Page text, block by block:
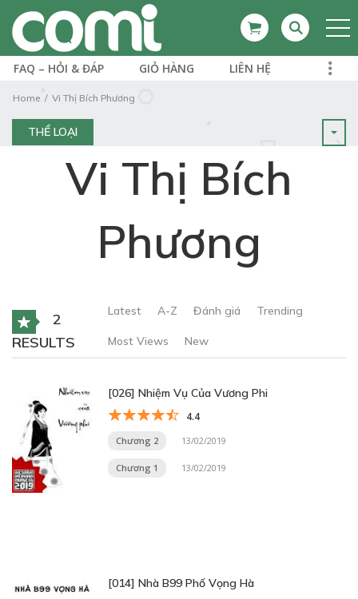
FAQ – HỎI & ĐÁP GIỎ HÀNG LIÊN HỆ
Home Vi Thị Bích Phương
THỂ LOẠI
Vi Thị Bích
Phương
2
RESULTS
Latest A-Z Đánh giá Trending
Most Views New
[026] Nhiệm Vụ Của Vương Phi
4.4
Chương 2 13/02/2019
Chương 1 13/02/2019
[014] Nhà B99 Phố Vọng Hà